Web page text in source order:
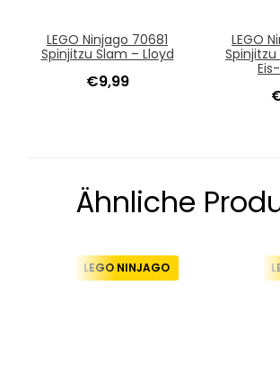
LEGO Ninjago 70681
Spinjitzu Slam – Lloyd
€9,99
LEGO
Spinjitzu
Ähnliche
LEGO NINJAGO